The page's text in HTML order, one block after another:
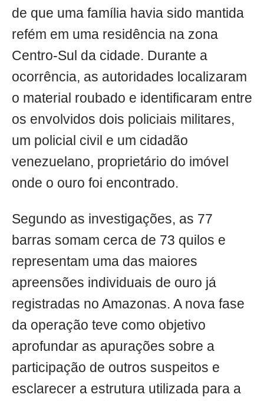
de que uma família havia sido mantida
refém em uma residência na zona
Centro-Sul da cidade. Durante a
ocorrência, as autoridades localizaram
o material roubado e identificaram entre
os envolvidos dois policiais militares,
um policial civil e um cidadão
venezuelano, proprietário do imóvel
onde o ouro foi encontrado.
Segundo as investigações, as 77
barras somam cerca de 73 quilos e
representam uma das maiores
apreensões individuais de ouro já
registradas no Amazonas. A nova fase
da operação teve como objetivo
aprofundar as apurações sobre a
participação de outros suspeitos e
esclarecer a estrutura utilizada para a